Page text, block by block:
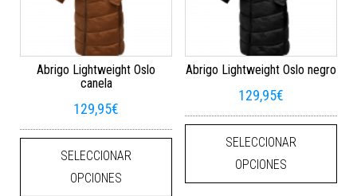
Abrigo Lightweight Oslo
canela
129,95€
SELECCIONAR
OPCIONES
Este producto tiene múltiples
Abrigo Lightweight Oslo negro
129,95€
SELECCIONAR
OPCIONES